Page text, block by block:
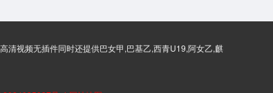
清视频无插件同时还提供巴女甲,巴基乙,西青U19,阿女乙,麒